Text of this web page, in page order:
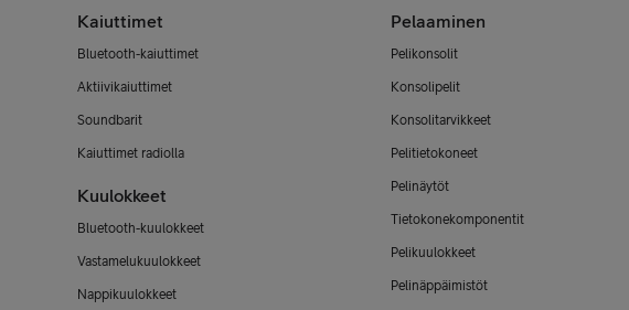
Kaiuttimet
Bluetooth-kaiuttimet
Aktiivikaiuttimet
Soundbarit
Kaiuttimet radiolla
Kuulokkeet
Bluetooth-kuulokkeet
Vastamelukuulokkeet
Nappikuulokkeet
Pelaaminen
Pelikonsolit
Konsolipelit
Konsolitarvikkeet
Pelitietokoneet
Pelinäytöt
Tietokonekomponentit
Pelikuulokkeet
Pelinäppäimistöt